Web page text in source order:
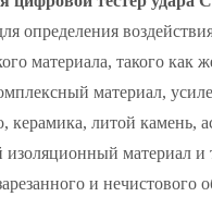
определения
материала, такого как
материал,
керамика, литой камень,
изоляционный материал
и нечистового